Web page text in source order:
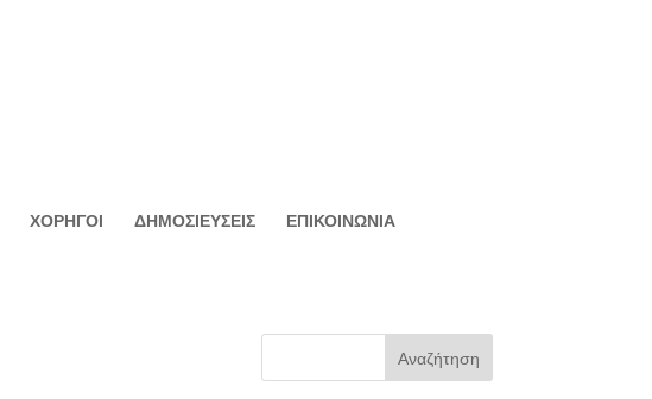
ΧΟΡΗΓΟΙ ΔΗΜΟΣΙΕΥΣΕΙΣ ΕΠΙΚΟΙΝΩΝΙΑ